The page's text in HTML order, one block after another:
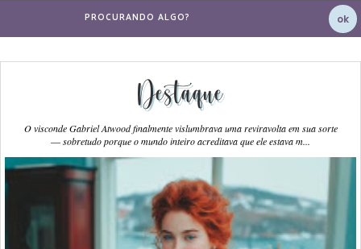
Destaque
O visconde Gabriel Atwood finalmente vislumbrava uma reviravolta em sua sorte
― sobretudo porque o mundo inteiro acreditava que ele estava m...